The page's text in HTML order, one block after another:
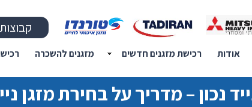
אודות רכישת מזגנים חדשים מזגנים להשכרה
נכון – מדריך על בחירת מזגן